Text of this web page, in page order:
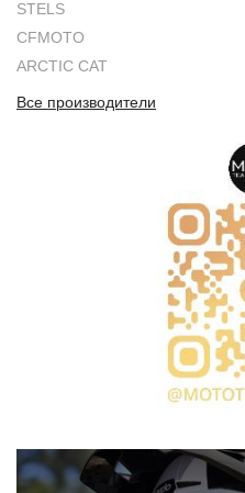
STELS
CFMOTO
ARCTIC CAT
Все производители